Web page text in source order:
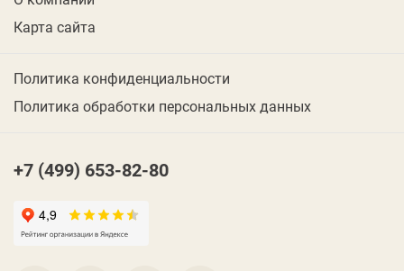
Карта сайта
Политика конфиденциальности
Политика обработки персональных данных
+7 (499) 653-82-80